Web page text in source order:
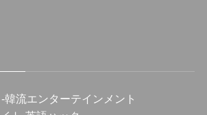
-韓流エンターテインメント